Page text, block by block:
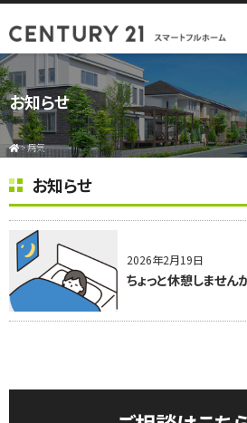
お知らせ
>病気
お知らせ
2026年2月19日
ちょっと休憩しません